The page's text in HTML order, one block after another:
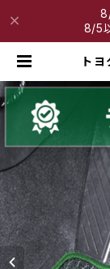
8/5
ト
ット